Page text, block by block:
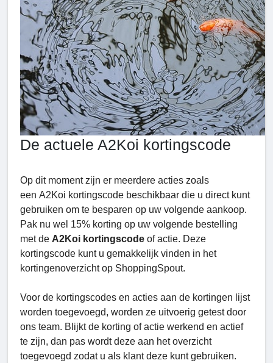
De actuele A2Koi kortingscode
Op dit moment zijn er meerdere acties zoals
een A2Koi kortingscode beschikbaar die u direct kunt
gebruiken om te besparen op uw volgende aankoop.
Pak nu wel 15% korting op uw volgende bestelling
met de A2Koi kortingscode of actie. Deze
kortingscode kunt u gemakkelijk vinden in het
kortingenoverzicht op ShoppingSpout.
Voor de kortingscodes en acties aan de kortingen lijst
worden toegevoegd, worden ze uitvoerig getest door
ons team. Blijkt de korting of actie werkend en actief
te zijn, dan pas wordt deze aan het overzicht
toegevoegd zodat u als klant deze kunt gebruiken.